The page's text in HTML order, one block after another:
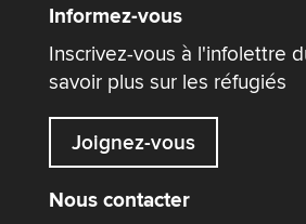
Informez-vous
Inscrivez-vous à l'infolettre
savoir plus sur les réfugiés
Joignez-vous
Nous contacter